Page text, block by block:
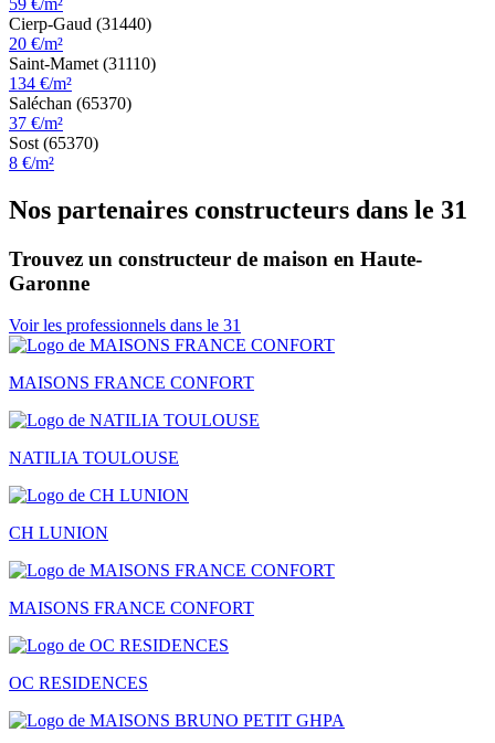
Cierp-Gaud (31440)
20 €/m²
Saint-Mamet (31110)
134 €/m²
Saléchan (65370)
37 €/m²
Sost (65370)
8 €/m²
Nos partenaires constructeurs dans le 31
Trouvez un constructeur de maison en Haute-
Garonne
Voir les professionnels dans le 31
MAISONS FRANCE CONFORT
NATILIA TOULOUSE
CH LUNION
MAISONS FRANCE CONFORT
OC RESIDENCES